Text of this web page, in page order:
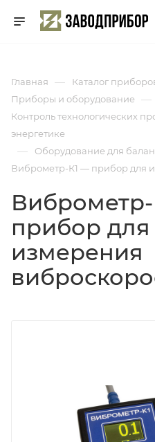
Главная — Каталог
Приборы и оборудование —
Контроль технологических
энергетике
— Оборудование для
Виброметр-К1 — прибор для
прибор для
измерения